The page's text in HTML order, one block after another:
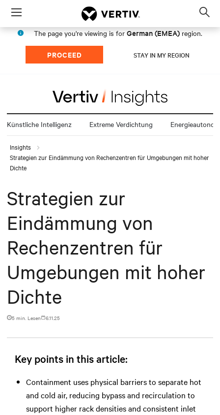
Menu
The page you're viewing is for German (EMEA) region.
PROCEED STAY IN MY REGION
Künstliche Intelligenz Extreme Verdichtung
Insights
Strategien zur Eindämmung von Rechenzentren für Umgebungen mit hoher
Dichte
Strategien zur
Eindämmung von
Rechenzentren für
Umgebungen mit hoher
Dichte
5 min. Lesen 6.11.25
Key points in this article:
Containment uses physical barriers to separate hot
and cold air, reducing bypass and recirculation to
support higher rack densities and consistent inlet